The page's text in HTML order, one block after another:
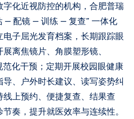
化近视防控的机构，合肥普瑞
— 配镜 — 训练 — 复查” 一体化
电子屈光发育档案，长期跟踪眼
离焦镜片、角膜塑形镜、
范化干预；定期开展校园眼健康
、户外时长建议、读写姿势纠
上预约、便捷复查、结果查
奏，提升就医效率与连续性。